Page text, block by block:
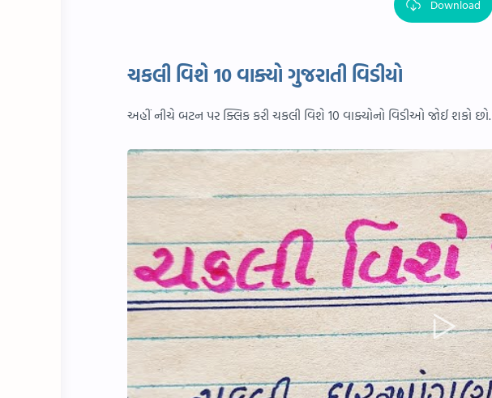
Download
ચકલી વિશે 10 વાક્યો ગુજરાતી વિડીયો
અહીં નીચે બટન પર ક્લિક કરી ચકલી વિશે 10 વાક્યોનો વિડીઓ જોઈ શકો છો.